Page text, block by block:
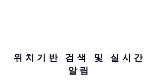
위치기반 검색 및 실시간
알림